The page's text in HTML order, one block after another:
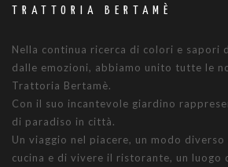
TRATTORIA BERTAMÈ
Nella continua ricerca di colori e sapori
dalle emozioni, abbiamo unito tutte le
Trattoria Bertamè.
Con il suo incantevole giardino
di paradiso in città.
Un viaggio nel piacere, un modo
cucina e di vivere il ristorante, un luogo